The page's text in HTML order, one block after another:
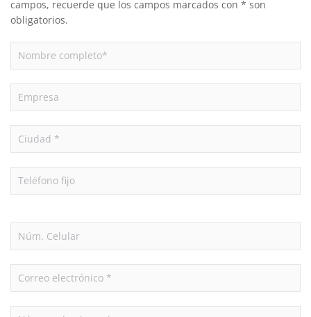
campos, recuerde que los campos marcados con * son
obligatorios.